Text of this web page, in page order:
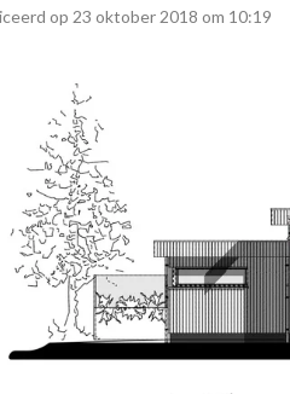
op 23 oktober 2018 om 10:19